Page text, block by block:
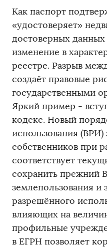
Как паспорт
«удостоверяет»
достоверных данных
изменение в
реестре. Разрыв
создаёт правовые
государственными
Яркий пример -
кодекс. Новый
использования
собственников при
соответствует
сохранить прежний
землепользования и
разрешённого
влияющих на
профильные
в ЕГРН позволяет